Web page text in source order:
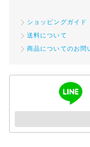
願いいたします。
せてお願い申し上げます。
【送料について】
北海道と沖縄は別途送料
また、当店は送料込みと
送料込みと送料別の商品
ショッピングガイド
送料について
商品についてのお問